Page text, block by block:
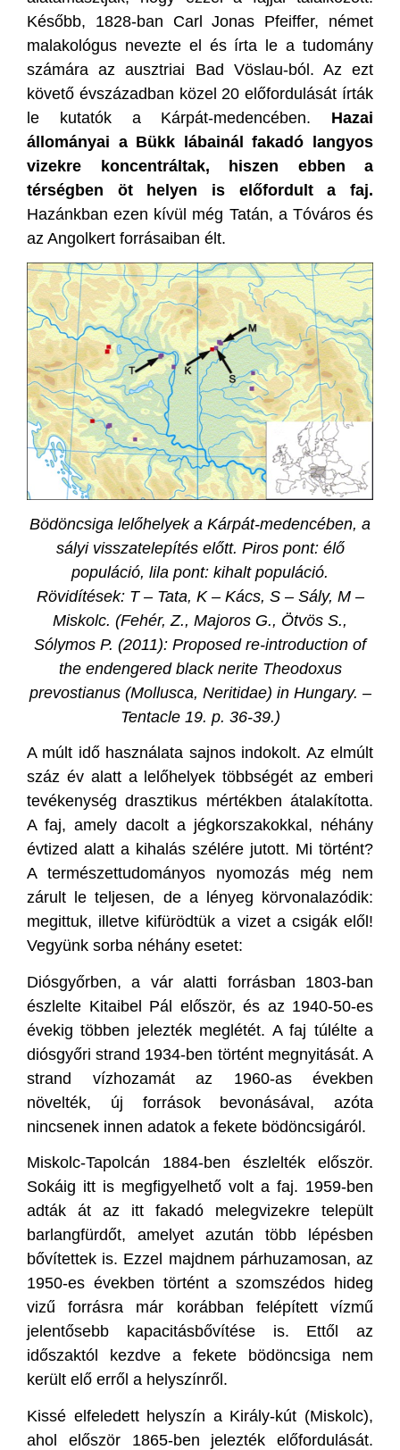
Később, 1828-ban Carl Jonas Pfeiffer, német
malakológus nevezte el és írta le a tudomány
számára az ausztriai Bad Vöslau-ból. Az ezt
követő évszázadban közel 20 előfordulását írták
le kutatók a Kárpát-medencében. Hazai
állományai a Bükk lábainál fakadó langyos
vizekre koncentráltak, hiszen ebben a
térségben öt helyen is előfordult a faj.
Hazánkban ezen kívül még Tatán, a Tóváros és
az Angolkert forrásaiban élt.
Bödöncsiga lelőhelyek a Kárpát-medencében, a
sályi visszatelepítés előtt. Piros pont: élő
populáció, lila pont: kihalt populáció.
Rövidítések: T – Tata, K – Kács, S – Sály, M –
Miskolc. (Fehér, Z., Majoros G., Ötvös S.,
Sólymos P. (2011): Proposed re-introduction of
the endengered black nerite Theodoxus
prevostianus (Mollusca, Neritidae) in Hungary. –
Tentacle 19. p. 36-39.)
A múlt idő használata sajnos indokolt. Az elmúlt
száz év alatt a lelőhelyek többségét az emberi
tevékenység drasztikus mértékben átalakította.
A faj, amely dacolt a jégkorszakokkal, néhány
évtized alatt a kihalás szélére jutott. Mi történt?
A természettudományos nyomozás még nem
zárult le teljesen, de a lényeg körvonalazódik:
megittuk, illetve kifürödtük a vizet a csigák elől!
Vegyünk sorba néhány esetet:
Diósgyőrben, a vár alatti forrásban 1803-ban
észlelte Kitaibel Pál először, és az 1940-50-es
évekig többen jelezték meglétét. A faj túlélte a
diósgyőri strand 1934-ben történt megnyitását. A
strand vízhozamát az 1960-as években
növelték, új források bevonásával, azóta
nincsenek innen adatok a fekete bödöncsigáról.
Miskolc-Tapolcán 1884-ben észlelték először.
Sokáig itt is megfigyelhető volt a faj. 1959-ben
adták át az itt fakadó melegvizekre települt
barlangfürdőt, amelyet azután több lépésben
bővítettek is. Ezzel majdnem párhuzamosan, az
1950-es években történt a szomszédos hideg
vizű forrásra már korábban felépített vízmű
jelentősebb kapacitásbővítése is. Ettől az
időszaktól kezdve a fekete bödöncsiga nem
került elő erről a helyszínről.
Kissé elfeledett helyszín a Király-kút (Miskolc),
ahol először 1865-ben jelezték előfordulását.